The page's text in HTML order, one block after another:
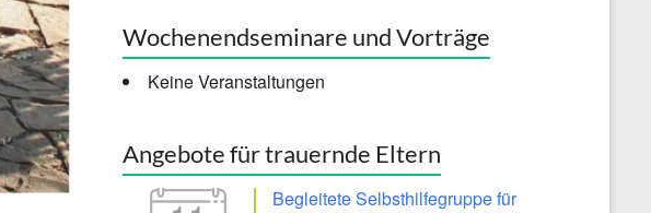
Wochenendseminare und Vorträge
Keine Veranstaltungen
Angebote für trauernde Eltern
Begleitete Selbsthilfegruppe für